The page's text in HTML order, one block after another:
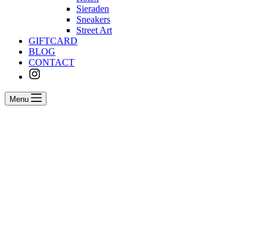
Sieraden
Sneakers
Street Art
GIFTCARD
BLOG
CONTACT
Menu